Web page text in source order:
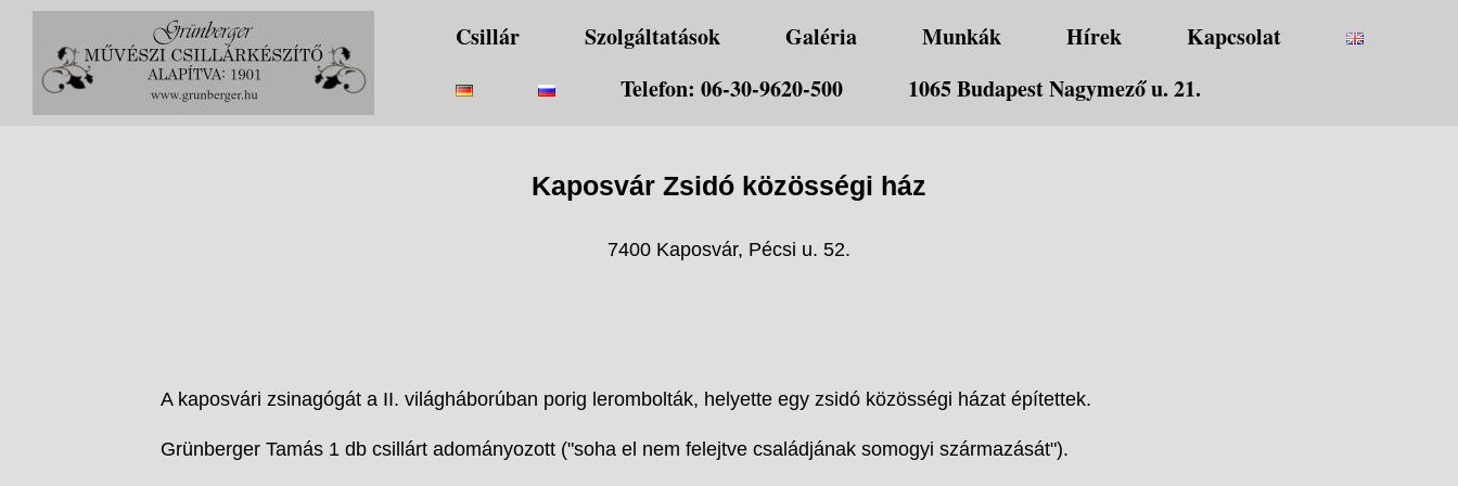
Csillár Szolgáltatások Galéria Munkák Hírek
Kapcsolat
Telefon: 06-30-9620-500
1065 Budapest Nagymező u. 21.
Kaposvár Zsidó közösségi ház
7400 Kaposvár, Pécsi u. 52.
A kaposvári zsinagógát a II. világháborúban porig lerombolták, helyette egy zsidó közösségi házat építettek.
Grünberger Tamás 1 db csillárt adományozott ("soha el nem felejtve családjának somogyi származását").